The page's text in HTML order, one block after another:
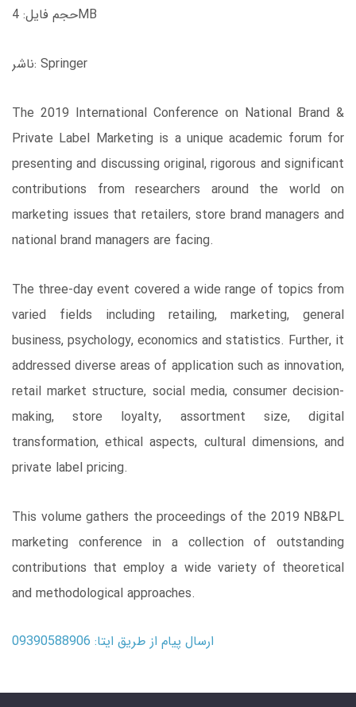
حجم فایل: 4MB
ناشر: Springer
The 2019 International Conference on National Brand &
Private Label Marketing is a unique academic forum for
presenting and discussing original, rigorous and significant
contributions from researchers around the world on
marketing issues that retailers, store brand managers and
national brand managers are facing.
The three-day event covered a wide range of topics from
varied fields including retailing, marketing, general
business, psychology, economics and statistics. Further, it
addressed diverse areas of application such as innovation,
retail market structure, social media, consumer decision-
making, store loyalty, assortment size, digital
transformation, ethical aspects, cultural dimensions, and
private label pricing.
This volume gathers the proceedings of the 2019 NB&PL
marketing conference in a collection of outstanding
contributions that employ a wide variety of theoretical
and methodological approaches.
ارسال پیام از طریق ایتا: 09390588906